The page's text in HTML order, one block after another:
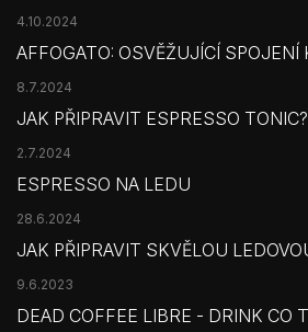
4.10.2024
AFFOGATO: OSVĚŽUJÍCÍ SPOJENÍ
8.7.2024
JAK PŘIPRAVIT ESPRESSO TONIC?
2.7.2024
ESPRESSO NA LEDU
28.6.2024
JAK PŘIPRAVIT SKVĚLOU
9.6.2023
DEAD COFFEE LIBRE - DRINK CO